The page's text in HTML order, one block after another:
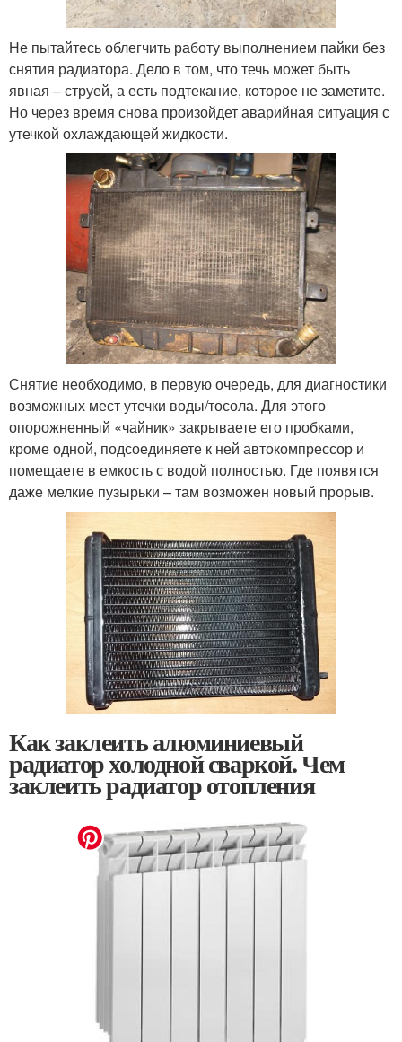
Не пытайтесь облегчить работу выполнением пайки без
снятия радиатора. Дело в том, что течь может быть
явная – струей, а есть подтекание, которое не заметите.
Но через время снова произойдет аварийная ситуация с
утечкой охлаждающей жидкости.
Снятие необходимо, в первую очередь, для диагностики
возможных мест утечки воды/тосола. Для этого
опорожненный «чайник» закрываете его пробками,
кроме одной, подсоединяете к ней автокомпрессор и
помещаете в емкость с водой полностью. Где появятся
даже мелкие пузырьки – там возможен новый прорыв.
Как заклеить алюминиевый
радиатор холодной сваркой. Чем
заклеить радиатор отопления